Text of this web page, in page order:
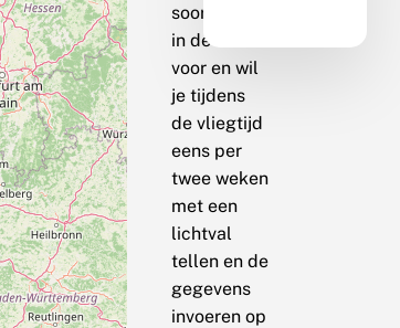
soort bij jou
in de buurt
voor en wil
je tijdens
de vliegtijd
eens per
twee weken
met een
lichtval
tellen en de
gegevens
invoeren op